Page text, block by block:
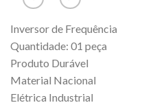
Inversor de Frequência
Quantidade: 01 peça
Produto Durável
Material Nacional
Elétrica Industrial